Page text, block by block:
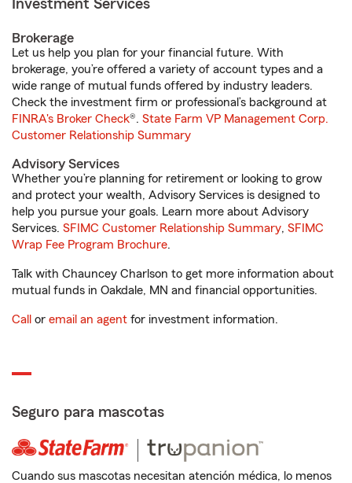
Investment Services
Brokerage
Let us help you plan for your financial future. With
brokerage, you’re offered a variety of account types and a
wide range of mutual funds offered by industry leaders.
Check the investment firm or professional’s background at
FINRA's Broker Check®. State Farm VP Management Corp.
Customer Relationship Summary
Advisory Services
Whether you’re planning for retirement or looking to grow
and protect your wealth, Advisory Services is designed to
help you pursue your goals. Learn more about Advisory
Services. SFIMC Customer Relationship Summary, SFIMC
Wrap Fee Program Brochure.
Talk with Chauncey Charlson to get more information about
mutual funds in Oakdale, MN and financial opportunities.
Call or email an agent for investment information.
Seguro para mascotas
Cuando sus mascotas necesitan atención médica, lo menos